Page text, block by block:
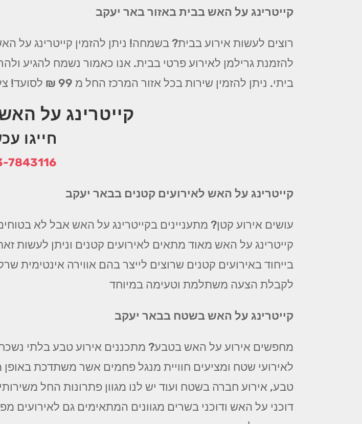
קייטרינג על האש בבית באזור באר יעקב
רוצים לעשות אירוע בבית? בשמחה! ניתן להזמין קייטרינג
להזמנת גרילמן לאירוע פרטי בבית. אנו כאמור נשמח להגיע
ביתי. ניתן להזמין שירות בכל אזור המרכז החל מ 99 ₪ לסועד! צלצלו עכשיו לקבלת הצעה משתלמת וטעימה במיוחד
קייטרינג על
חייגו
7843116
קייטרינג על האש לאירועים קטנים בבאר יעקב
עושים אירוע קטן? מתעניינים בקייטרינג על האש אבל לא
קייטרינג על האש מאוד מתאים לאירועים קטנים וניתן לעשות
בייחוד באירועים קטנים שרוצים לייצר בהם אווירה אינטימית
לקבלת הצעה משתלמת וטעימה במיוחד
קייטרינג על האש בשטח בבאר יעקב
מחפשים אירוע על האש בטבע? מתכננים אירוע טבע בלתי
לאירועי שטח ומציעים חוויית מנגל פחמים אשר משתדכת
טבע, אירוע חברה בשטח ועוד יש לנו מגוון פתרונות החל
דוכני על האש ודוכני בשרים מגוונים המתאימים גם לאירועים